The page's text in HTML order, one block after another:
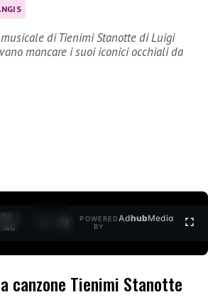
di Tienimi Stanotte di Luigi
mancare i suoi iconici occhiali da
/
1:40
POWERED
BY
AdhubMedia
canzone Tienimi Stanotte